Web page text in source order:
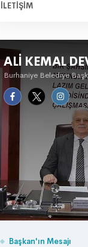
İLETIŞIM
ALI KEMAL
Burhaniye Belediye
Başkan'ın Mesajı